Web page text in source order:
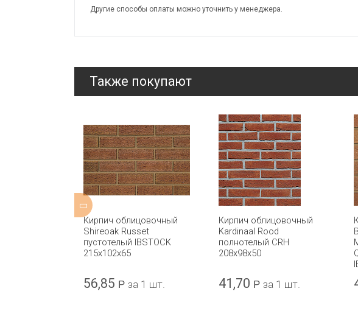
Другие способы оплаты можно уточнить у менеджера.
Также покупают
Кирпич облицовочный
Shireoak Russet
пустотелый IBSTOCK
215x102x65
56,85 Р за 1 шт.
Кирпич облицовочный
Kardinaal Rood
полнотелый CRH
208x98x50
41,70 Р за 1 шт.